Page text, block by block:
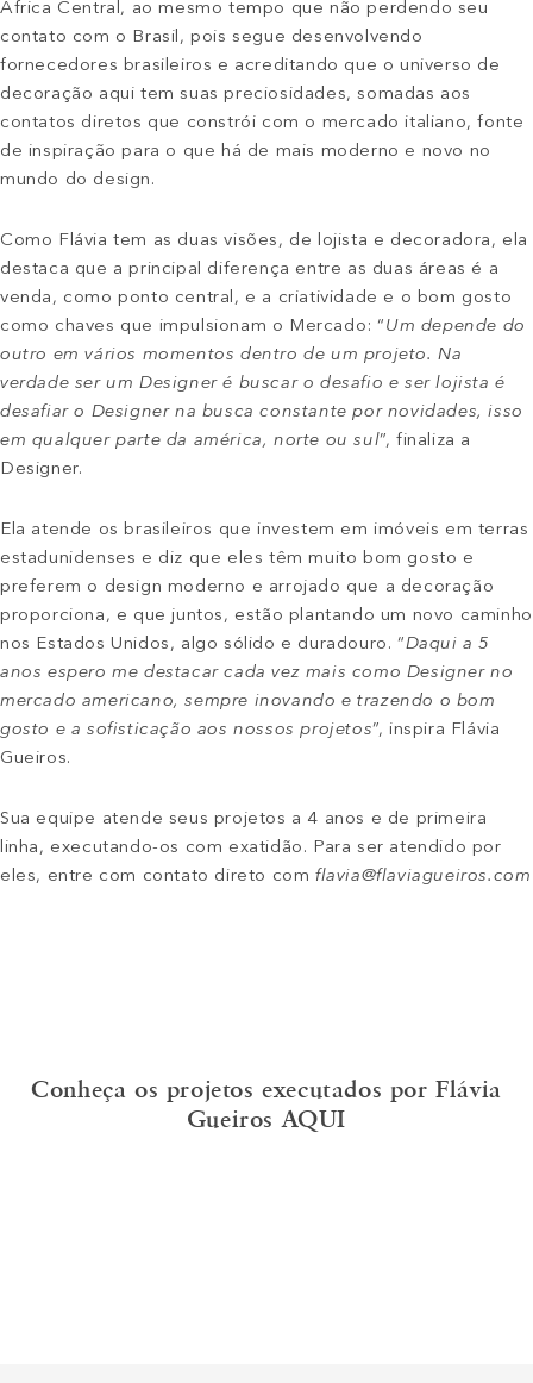
África Central, ao mesmo tempo que não perdendo seu
contato com o Brasil, pois segue desenvolvendo
fornecedores brasileiros e acreditando que o universo de
decoração aqui tem suas preciosidades, somadas aos
contatos diretos que constrói com o mercado italiano, fonte
de inspiração para o que há de mais moderno e novo no
mundo do design.
Como Flávia tem as duas visões, de lojista e decoradora, ela
destaca que a principal diferença entre as duas áreas é a
venda, como ponto central, e a criatividade e o bom gosto
como chaves que impulsionam o Mercado: “Um depende do
outro em vários momentos dentro de um projeto. Na
verdade ser um Designer é buscar o desafio e ser lojista é
desafiar o Designer na busca constante por novidades, isso
em qualquer parte da américa, norte ou sul”, finaliza a
Designer.
Ela atende os brasileiros que investem em imóveis em terras
estadunidenses e diz que eles têm muito bom gosto e
preferem o design moderno e arrojado que a decoração
proporciona, e que juntos, estão plantando um novo caminho
nos Estados Unidos, algo sólido e duradouro. “Daqui a 5
anos espero me destacar cada vez mais como Designer no
mercado americano, sempre inovando e trazendo o bom
gosto e a sofisticação aos nossos projetos”, inspira Flávia
Gueiros.
Sua equipe atende seus projetos a 4 anos e de primeira
linha, executando-os com exatidão. Para ser atendido por
eles, entre com contato direto comflavia@flaviagueiros.com
Conheça os projetos executados por Flávia
Gueiros AQUI